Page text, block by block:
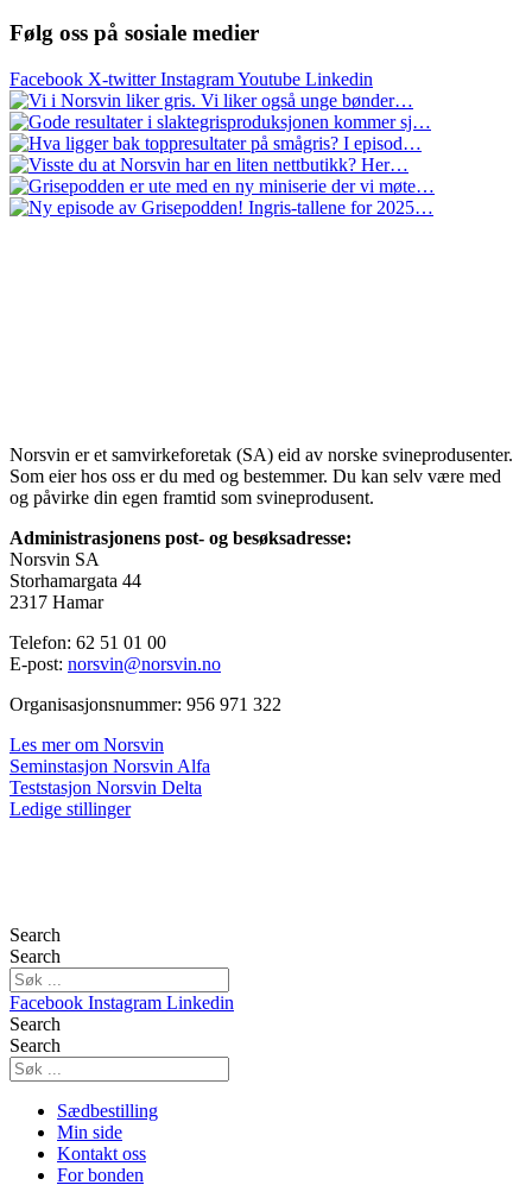
Følg oss på sosiale medier
Facebook X-twitter InstagramYoutube Linkedin
Norsvin er et samvirkeforetak (SA) eid av norske svineprodusenter.
Som eier hos oss er du med og bestemmer. Du kan selv være med
og påvirke din egen framtid som svineprodusent.
Administrasjonens post- og besøksadresse:
Norsvin SA
Storhamargata 44
2317 Hamar
Telefon: 62 51 01 00
E-post: norsvin@norsvin.no
Organisasjonsnummer: 956 971 322
Les mer om Norsvin
Seminstasjon Norsvin Alfa
Teststasjon Norsvin Delta
Ledige stillinger
Search
Search
Facebook Instagram Linkedin
Search
Search
Sædbestilling
Min side
Kontakt oss
For bonden